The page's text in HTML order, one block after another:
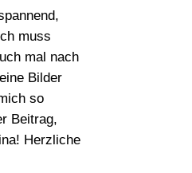
muss
mal nach
Bilder
so
Beitrag,
Herzliche